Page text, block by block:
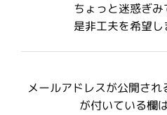
ちょっと迷惑ぎみ
是非工夫を希望し
メールアドレスが公開され
が付いている欄